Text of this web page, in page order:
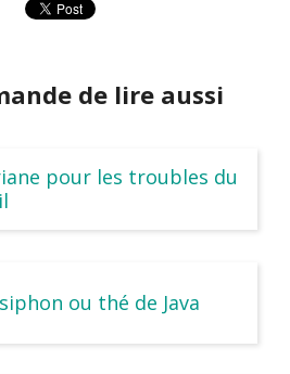
de lire aussi
pour les troubles du
ou thé de Java